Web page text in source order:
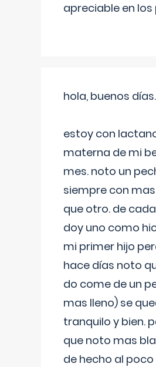
apreciable en los
hola, buenos días.
estoy con
materna de mi
mes. noto un
siempre con
que otro. de
doy uno como
mi primer hijo
hace días noto
do come de un
mas lleno) se
tranquilo y bien.
que noto mas
de hecho al poco